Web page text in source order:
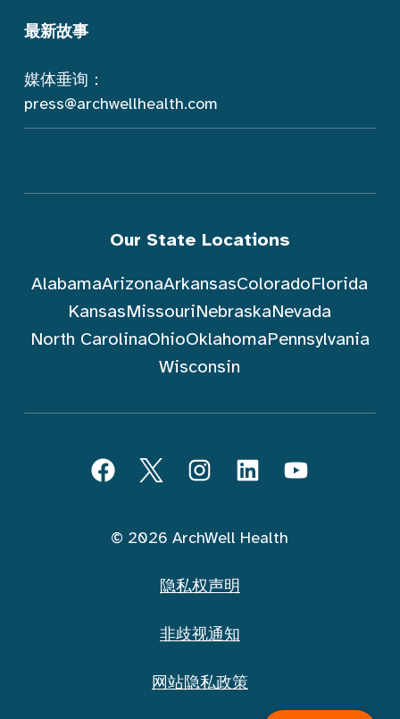
最新故事
媒体垂询：
press@archwellhealth.com
Our State Locations
AlabamaArizonaArkansasColoradoFlorida
KansasMissouriNebraskaNevada
North CarolinaOhioOklahomaPennsylvania
Wisconsin
FacebookTwitterInstagramLinkedInYouTube
© 2026 ArchWell Health
隐私权声明
非歧视通知
网站隐私政策